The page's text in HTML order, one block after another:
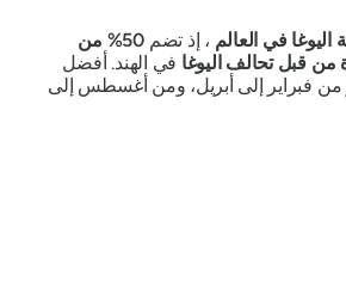
في العالم، إذ تضم
50% من
قبل تحالف اليوغافي الهند. أفضل
من فبراير إلى أبريل، ومن أغسطس إلى